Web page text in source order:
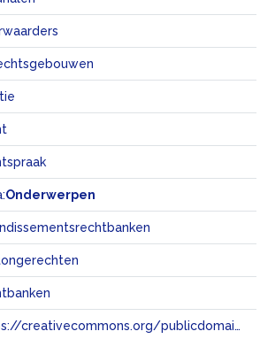
Onderwerpen
https://creativecommons.org/publicdomain/zero/1.0/